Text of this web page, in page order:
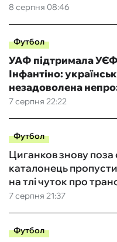
8 серпня 08:46
Футбол
7 серпня 22:22
УАФ підтримала
Інфантіно:
незадоволена
Футбол
7 серпня 21:37
Циганков знову
каталонець
на тлі чуток про
Футбол